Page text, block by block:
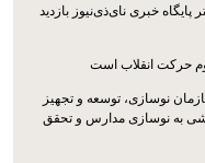
خبری نای‌ذی‌نیوز بازدید
حرکت انقلاب است
نوسازی، توسعه و تجهیز
به نوسازی مدارس و تحقق